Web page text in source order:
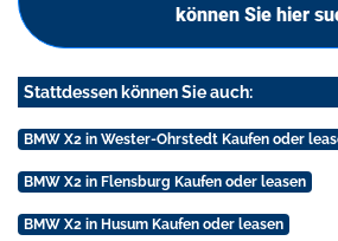
können Sie hier
Stattdessen können Sie auch:
BMW X2 in Wester-Ohrstedt Kaufen oder
BMW X2 in Flensburg Kaufen oder leasen
BMW X2 in Husum Kaufen oder leasen